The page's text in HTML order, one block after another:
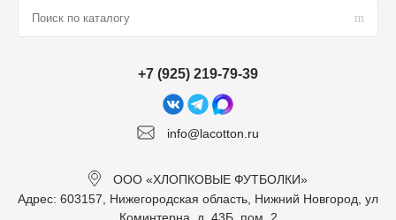
info@lacotton.ru
+7 (925) 219-79-39
ООО «ХЛОПКОВЫЕ ФУТБОЛКИ»
Адрес: 603157, Нижегородская область, Нижний Новгород, ул